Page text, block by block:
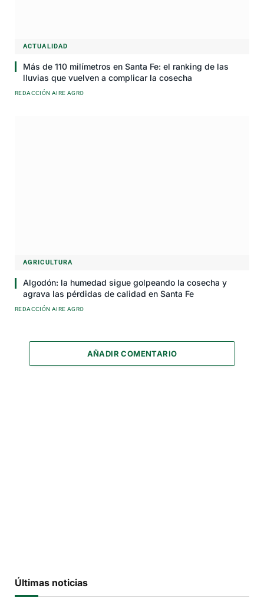
ACTUALIDAD
Más de 110 milímetros en Santa Fe: el ranking de las
lluvias que vuelven a complicar la cosecha
REDACCIÓN AIRE AGRO
AGRICULTURA
Algodón: la humedad sigue golpeando la cosecha y
agrava las pérdidas de calidad en Santa Fe
REDACCIÓN AIRE AGRO
AÑADIR COMENTARIO
Últimas noticias